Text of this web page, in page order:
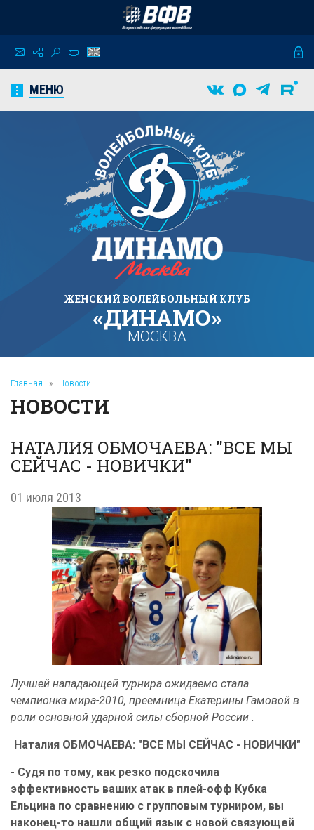
МЕНЮ
ЖЕНСКИЙ ВОЛЕЙБОЛЬНЫЙ КЛУБ
«ДИНАМО»
МОСКВА
Главная » Новости
НОВОСТИ
НАТАЛИЯ ОБМОЧАЕВА: "ВСЕ МЫ
СЕЙЧАС - НОВИЧКИ"
01 июля 2013
Лучшей нападающей турнира ожидаемо стала
чемпионка мира-2010, преемница Екатерины Гамовой в
роли основной ударной силы сборной России .
Наталия ОБМОЧАЕВА: "ВСЕ МЫ СЕЙЧАС - НОВИЧКИ"
- Судя по тому, как резко подскочила
эффективность ваших атак в плей-офф Кубка
Ельцина по сравнению с групповым турниром, вы
наконец-то нашли общий язык с новой связующей